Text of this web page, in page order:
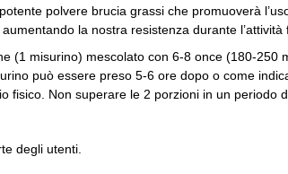
polvere brucia grassi che promuoverà
aumentando la nostra resistenza durante l’attività
(1 misurino) mescolato con 6-8 once (180-
può essere preso 5-6 ore dopo o come
fisico. Non superare le 2 porzioni in un periodo
degli utenti.